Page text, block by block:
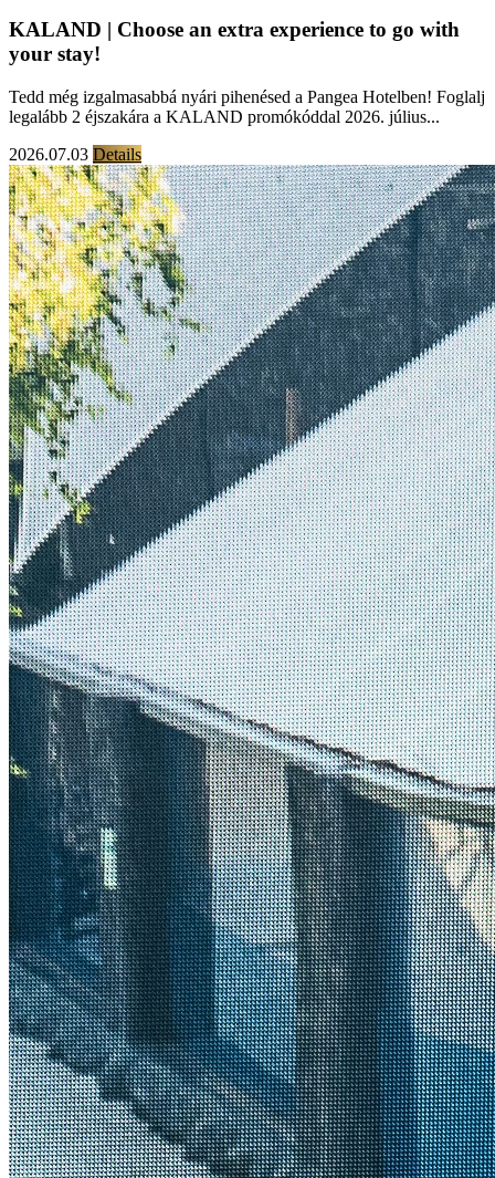
KALAND | Choose an extra experience to go with
your stay!
Tedd még izgalmasabbá nyári pihenésed a Pangea Hotelben! Foglalj
legalább 2 éjszakára a KALAND promókóddal 2026. július...
2026.07.03 Details